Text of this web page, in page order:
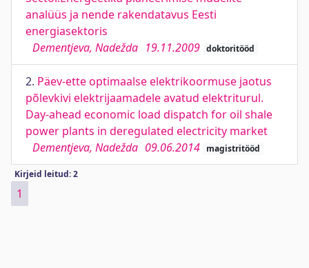
analüüs ja nende rakendatavus Eesti
energiasektoris
Dementjeva, Nadežda 19.11.2009 doktoritööd
2. Päev-ette optimaalse elektrikoormuse jaotus
põlevkivi elektrijaamadele avatud elektriturul.
Day-ahead economic load dispatch for oil shale
power plants in deregulated electricity market
Dementjeva, Nadežda 09.06.2014 magistritööd
Kirjeid leitud: 2
1